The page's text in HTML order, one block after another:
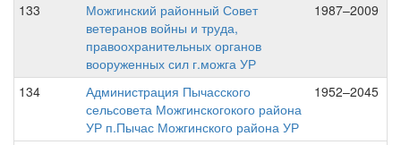
133
Можгинский районный Совет
ветеранов войны и труда,
правоохранительных органов
вооруженных сил г.можга УР
1987–2009
134
Администрация Пычасского
сельсовета Можгинскогокого района
УР п.Пычас Можгинского района УР
1952–2045